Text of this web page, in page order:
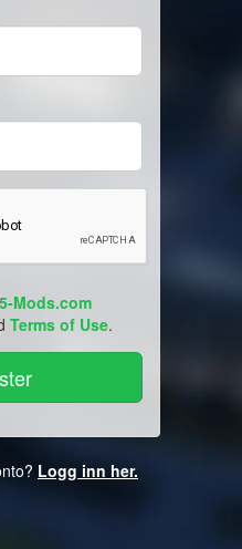
Mods.com
Terms of Use.
Logg inn her.